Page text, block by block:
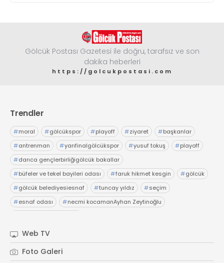
Gölcük Postası Gazetesi ile doğru, tarafsız ve son
dakika heberleri
https://golcukpostasi.com
Trendler
#moral #gölcükspor #playoff #ziyaret #başkanlar
#antrenman #yarıfinalgölcükspor #yusuf tokuş #playoff
#darıca gençlerbirliğigölcük bakallar
#büfeler ve tekel bayileri odası #faruk hikmet kesgin #gölcük
#gölcük belediyesiesnaf #tuncay yıldız #seçim
#esnaf odası #necmi kocamanAyhan Zeytinoğlu
Web TV
Foto Galeri